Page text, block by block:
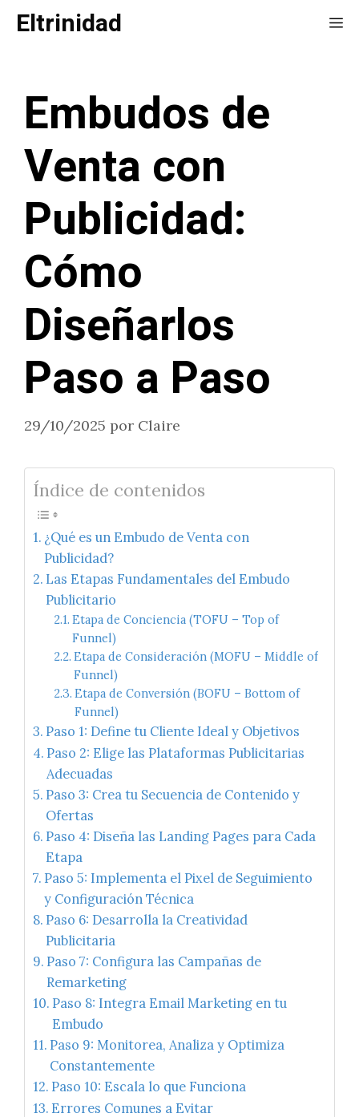
Saltar
Eltrinidad
Embudos de
Venta con
Publicidad:
Cómo
Diseñarlos
Paso a Paso
29/10/2025 por Claire
Índice de contenidos
¿Qué es un Embudo de Venta con
Publicidad?
Las Etapas Fundamentales del Embudo
Publicitario
Etapa de Conciencia (TOFU – Top of
Funnel)
Etapa de Consideración (MOFU – Middle of
Funnel)
Etapa de Conversión (BOFU – Bottom of
Funnel)
Paso 1: Define tu Cliente Ideal y Objetivos
Paso 2: Elige las Plataformas Publicitarias
Adecuadas
Paso 3: Crea tu Secuencia de Contenido y
Ofertas
Paso 4: Diseña las Landing Pages para Cada
Etapa
Paso 5: Implementa el Pixel de Seguimiento
y Configuración Técnica
Paso 6: Desarrolla la Creatividad
Publicitaria
Paso 7: Configura las Campañas de
Remarketing
Paso 8: Integra Email Marketing en tu
Embudo
Paso 9: Monitorea, Analiza y Optimiza
Constantemente
Paso 10: Escala lo que Funciona
Errores Comunes a Evitar